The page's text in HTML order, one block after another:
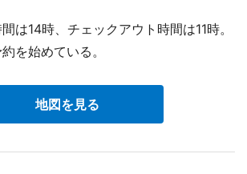
は14時、チェックアウト時間は11時。
を始めている。
地図を見る